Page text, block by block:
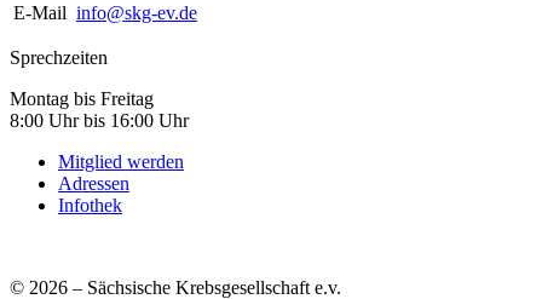
E-Mail info@skg-ev.de
Sprechzeiten
Montag bis Freitag
8:00 Uhr bis 16:00 Uhr
Mitglied werden
Adressen
Infothek
© 2026 – Sächsische Krebsgesellschaft e.v.